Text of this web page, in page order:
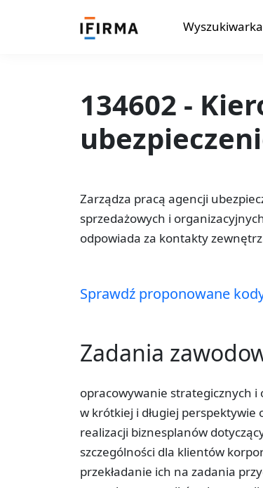
134602 -
Zarządza pracą agencji
sprzedażowych i
odpowiada za kontakty
Sprawdź proponowane
Zadania
opracowywanie strategicznych i
w krótkiej i długiej
realizacji biznesplanów
szczególności dla klientów
przekładanie ich na zadania